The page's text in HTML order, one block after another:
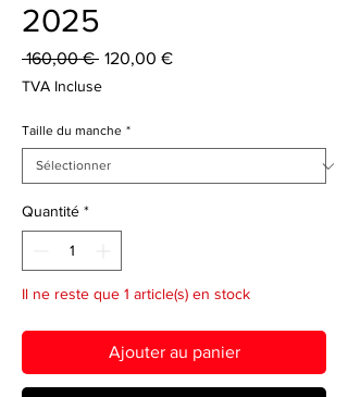
2025
160,00 € Prix
120,00 €Prix
TVA Incluse
Taille du manche *
Quantité *
Il ne reste que 1 article(s) en stock
Ajouter au panier